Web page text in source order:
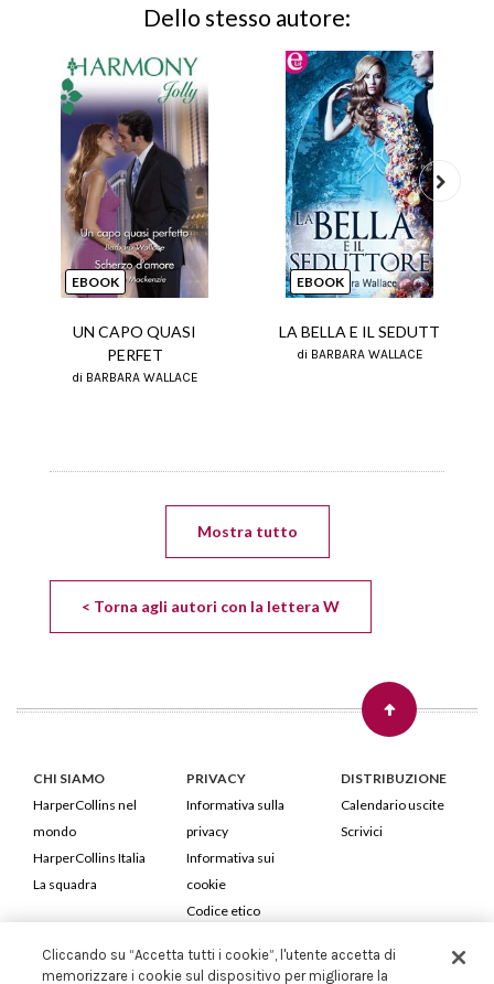
Dello stesso autore:
EBOOK
UN CAPO QUASI
PERFET
di BARBARA WALLACE
EBOOK
LA BELLA E IL SEDUTT
di BARBARA WALLACE
Next
Mostra tutto
< Torna agli autori con la lettera W
CHI SIAMO
HarperCollins nel
mondo
HarperCollins Italia
La squadra
PRIVACY
Informativa sulla
privacy
Informativa sui
cookie
Codice etico
DISTRIBUZIONE
Calendario uscite
Scrivici
HarperCollins Italia S.p.A. Viale Monte Nero, 84 - 20135 Milano
Cliccando su “Accetta tutti i cookie”, l'utente accetta di
memorizzare i cookie sul dispositivo per migliorare la